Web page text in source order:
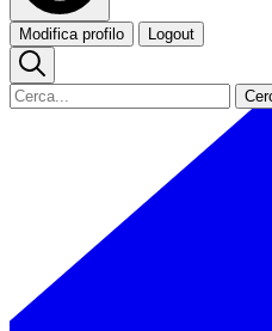
Modifica profilo Logout